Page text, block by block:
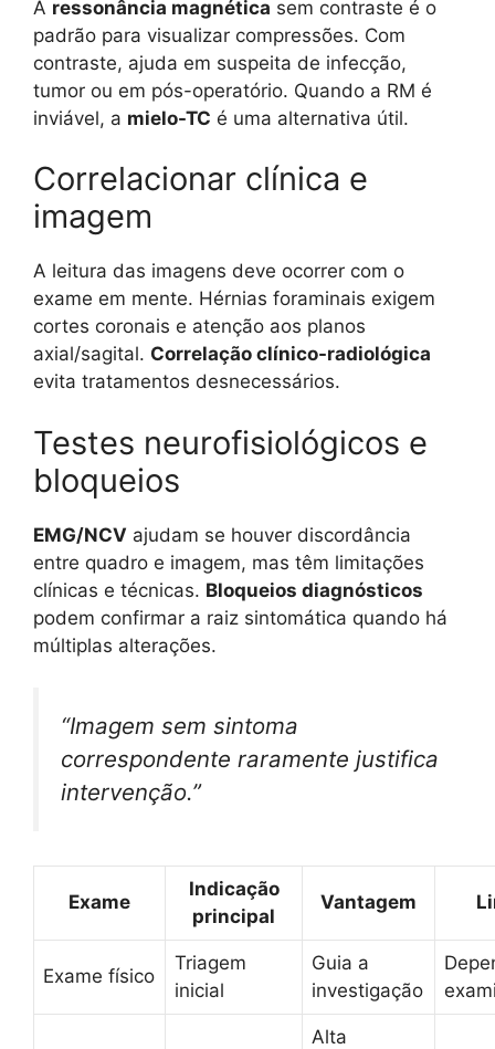
A ressonância magnética sem contraste é o
padrão para visualizar compressões. Com
contraste, ajuda em suspeita de infecção,
tumor ou em pós-operatório. Quando a RM é
inviável, a mielo-TC é uma alternativa útil.
Correlacionar clínica e
imagem
A leitura das imagens deve ocorrer com o
exame em mente. Hérnias foraminais exigem
cortes coronais e atenção aos planos
axial/sagital. Correlação clínico-radiológica
evita tratamentos desnecessários.
Testes neurofisiológicos e
bloqueios
EMG/NCV ajudam se houver discordância
entre quadro e imagem, mas têm limitações
clínicas e técnicas. Bloqueios diagnósticos
podem confirmar a raiz sintomática quando há
múltiplas alterações.
“Imagem sem sintoma
correspondente raramente justifica
intervenção.”
Exame
Indicação
principal
Vantagem
Exame físico
Triagem
inicial
Guia a
investigação
Alta